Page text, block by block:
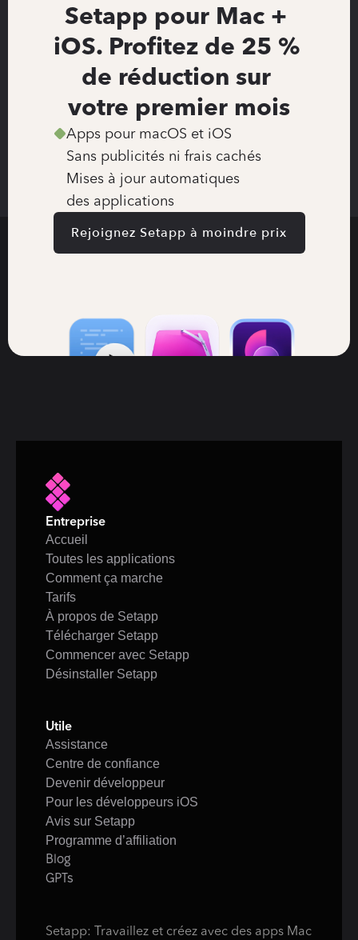
Setapp pour Mac +
iOS. Profitez de 25 %
de réduction sur
votre premier mois
Apps pour macOS et iOS
Sans publicités ni frais cachés
Mises à jour automatiques
des applications
Rejoignez Setapp à moindre prix
Entreprise
Accueil
Toutes les applications
Comment ça marche
Tarifs
À propos de Setapp
Télécharger Setapp
Commencer avec Setapp
Désinstaller Setapp
Utile
Assistance
Centre de confiance
Devenir développeur
Pour les développeurs iOS
Avis sur Setapp
Programme d’affiliation
Blog
GPTs
Setapp: Travaillez et créez avec des apps Mac